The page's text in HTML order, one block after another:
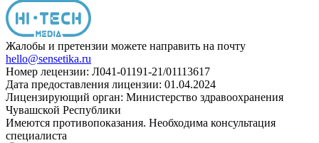
Жалобы и претензии можете направить на почту
hello@sensetika.ru
Номер лецензии: Л041-01191-21/01113617
Дата предоставления лицензии: 01.04.2024
Лицензирующий орган: Министерство здравоохранения
Чувашской Республики
Имеются противопоказания. Необходима консультация
специалиста